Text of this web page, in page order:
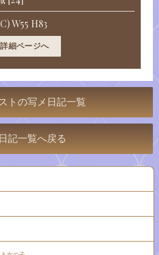
W55 H83
細ページへ
トの写メ日記一覧
記一覧へ戻る